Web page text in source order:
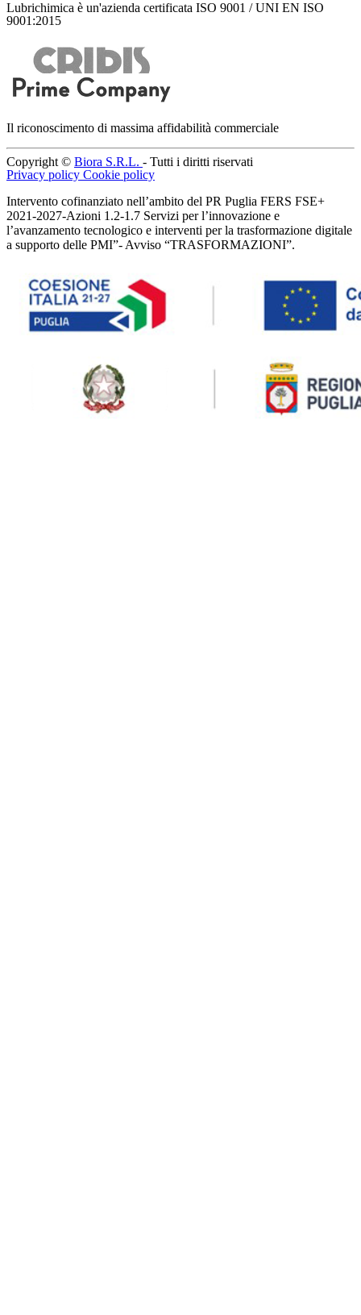
Lubrichimica è un'azienda certificata ISO 9001 / UNI EN ISO
9001:2015
Il riconoscimento di massima affidabilità commerciale
Copyright © Biora S.R.L. - Tutti i diritti riservati
Privacy policy Cookie policy
Intervento cofinanziato nell’ambito del PR Puglia FERS FSE+
2021-2027-Azioni 1.2-1.7 Servizi per l’innovazione e
l’avanzamento tecnologico e interventi per la trasformazione digitale
a supporto delle PMI”- Avviso “TRASFORMAZIONI”.